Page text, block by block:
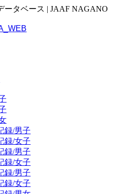
ータベース | JAAF NAGANO
録/男子
録/女子
録/男子
録/女子
録/男子
録/女子